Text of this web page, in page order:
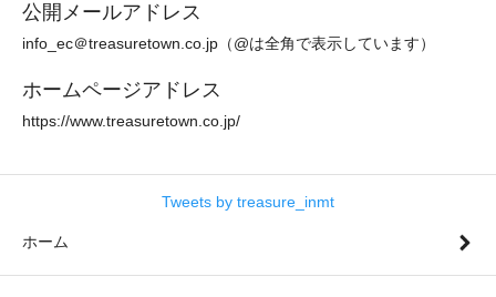
公開メールアドレス
info_ec＠treasuretown.co.jp（@は全角で表示しています）
ホームページアドレス
https://www.treasuretown.co.jp/
Tweets by treasure_inmt
ホーム